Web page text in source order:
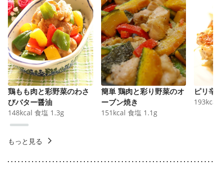
鶏もも肉と彩野菜のわさ
びバター醤油
148kcal 食塩 1.3g
簡単 鶏肉と彩り野菜のオ
ーブン焼き
151 kcal 食塩 1.1 g
ピリ辛
193kcal
もっと見る